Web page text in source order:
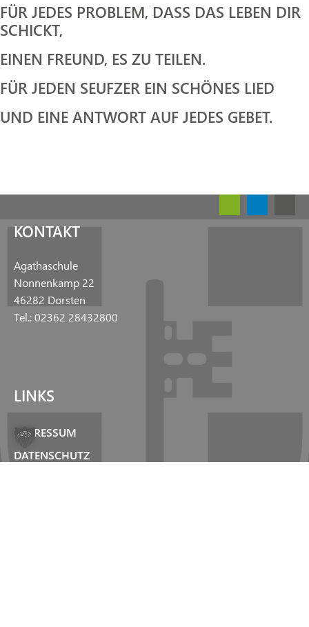
FÜR JEDES PROBLEM, DASS DAS LEBEN DIR
SCHICKT,
EINEN FREUND, ES ZU TEILEN.
FÜR JEDEN SEUFZER EIN SCHÖNES LIED
UND EINE ANTWORT AUF JEDES GEBET.
KONTAKT
Agathaschule
Nonnenkamp 22
46282 Dorsten
Tel.: 02362 28432800
LINKS
IMPRESSUM
DATENSCHUTZ